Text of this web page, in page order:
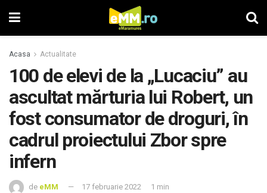
Acasa Actualitate
100 de elevi de la „Lucaciu” au
ascultat mărturia lui Robert, un
fost consumator de droguri, în
cadrul proiectului Zbor spre
infern
de eMM 17 februarie 2022 1 min